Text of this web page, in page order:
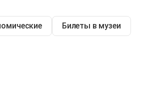
Билеты в музеи